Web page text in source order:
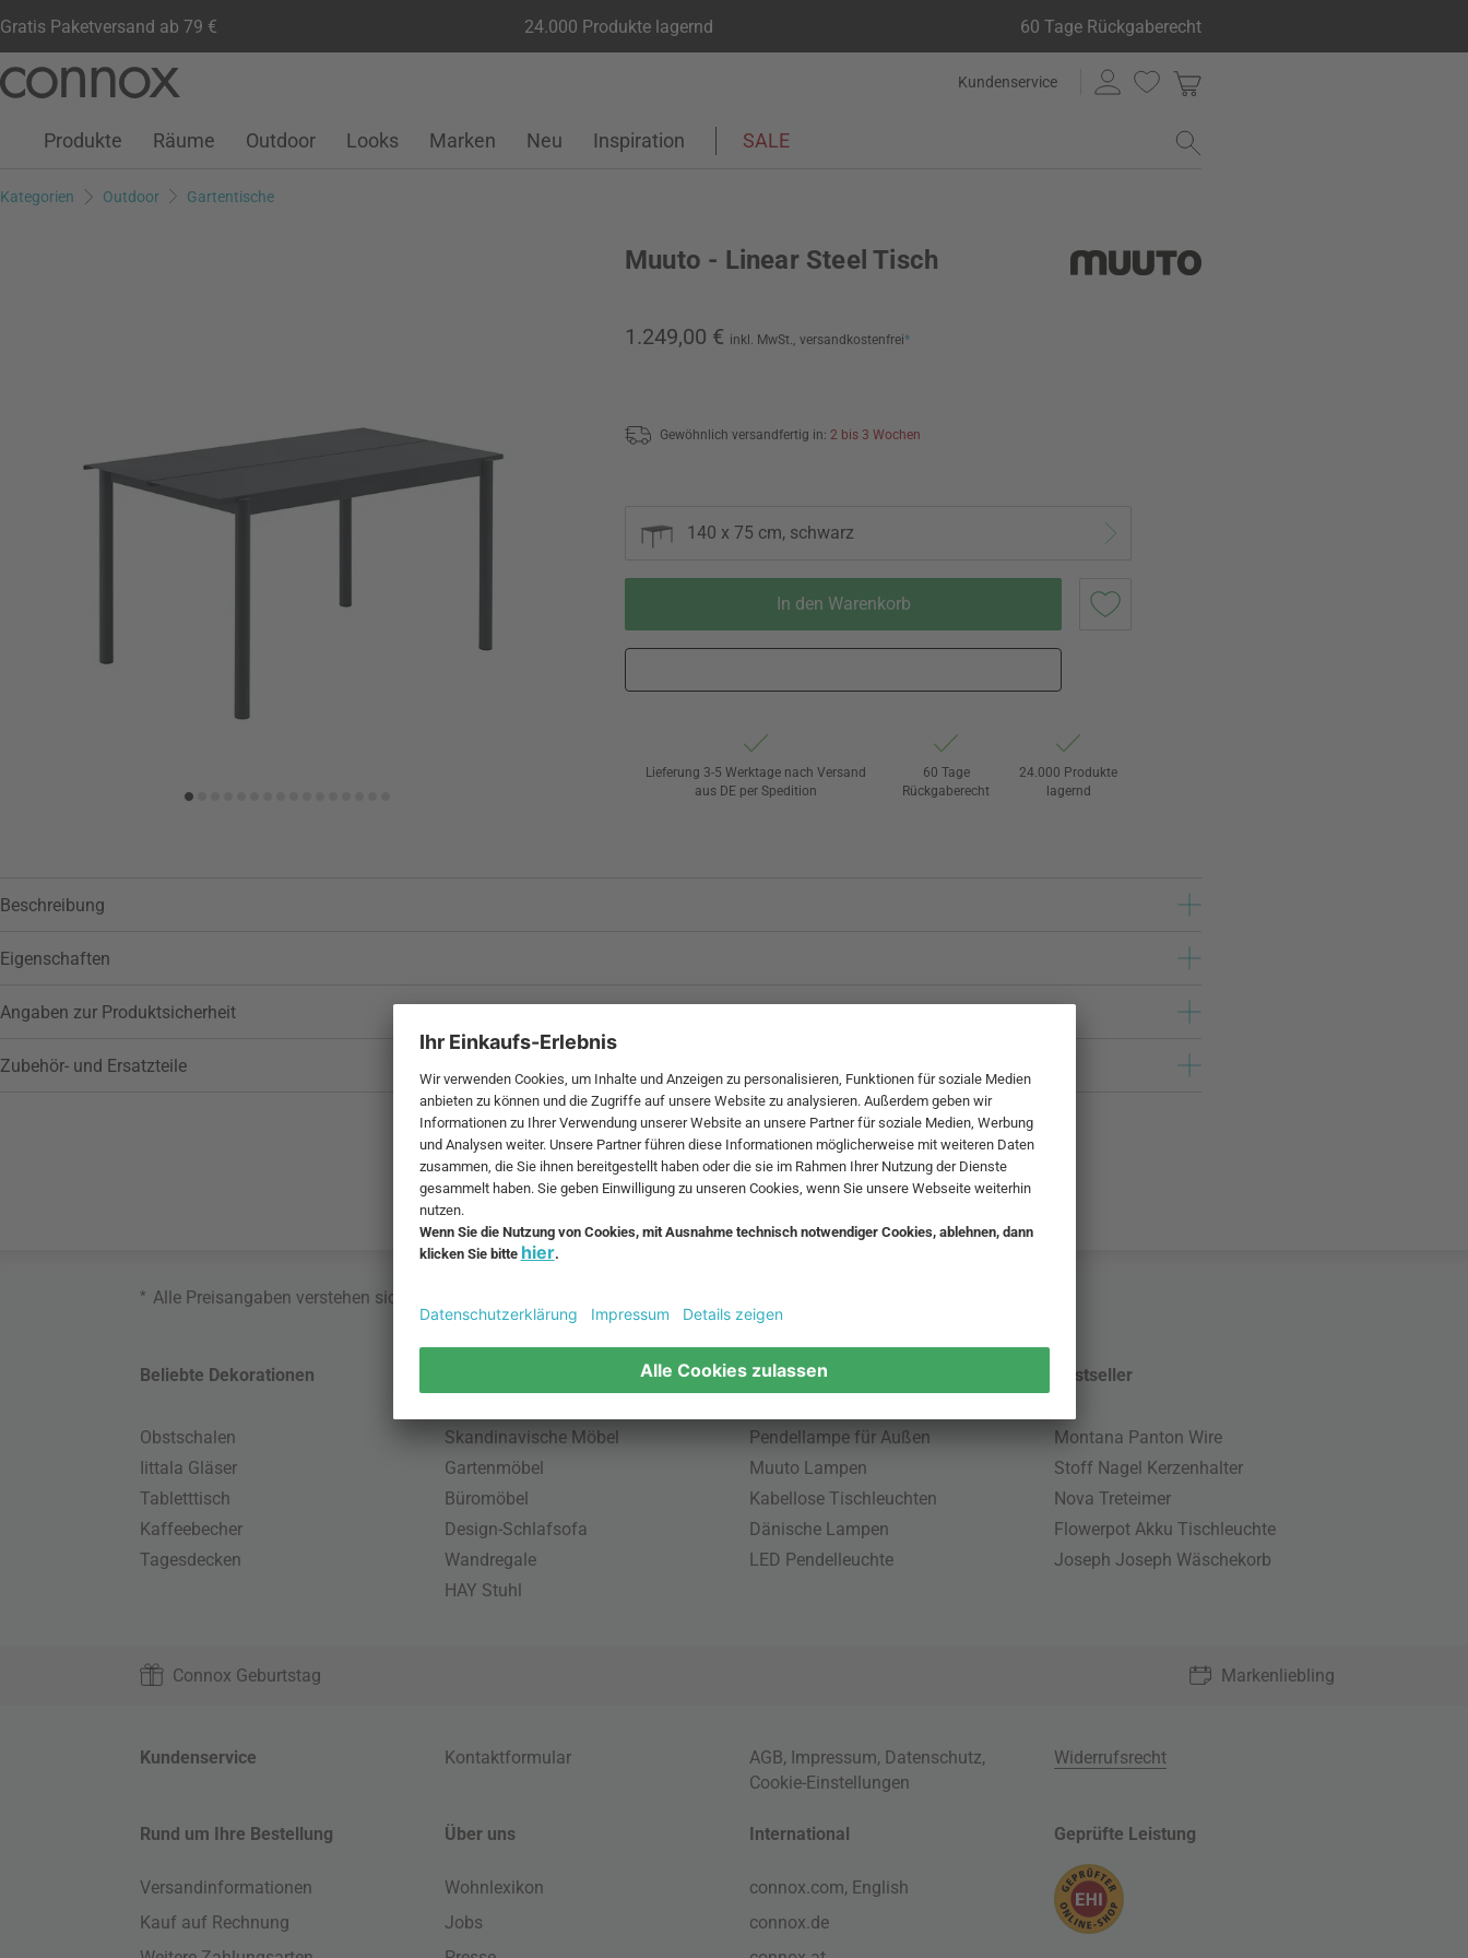
Gratis Paketversand ab 79 € 24.000 Produkte lagernd 60 Tage Rückgaberecht
Seiteninhalt
Suchfeld
Kundenservice
Kundenkonto
Wunschliste
Warenkorb
Produkte Räume Outdoor Looks Marken Neu Inspiration SALE
Kategorien Outdoor Gartentische
Muuto - Linear Steel Tisch
1.249,00 € inkl. MwSt., versandkostenfrei*
Gewöhnlich versandfertig in: 2 bis 3 Wochen
140 x 75 cm, schwarz
In den Warenkorb
Lieferung 3-5 Werktage nach Versand
aus DE per Spedition
60 Tage
Rückgaberecht
24.000 Produkte
lagernd
Beschreibung
Eigenschaften
Angaben zur Produktsicherheit
Zubehör- und Ersatzteile
* Alle Preisangaben verstehen sich inklusive MwSt. und zzgl.
Beliebte Dekorationen
Obstschalen
Iittala Gläser
Tabletttisch
Kaffeebecher
Tagesdecken
Skandinavische Möbel
Gartenmöbel
Büromöbel
Design-Schlafsofa
Wandregale
HAY Stuhl
Beliebte Leuchten
Pendellampe für Außen
Muuto Lampen
Kabellose Tischleuchten
Dänische Lampen
LED Pendelleuchte
Bestseller
Montana Panton Wire
Stoff Nagel Kerzenhalter
Nova Treteimer
Flowerpot Akku Tischleuchte
Joseph Joseph Wäschekorb
Connox Geburtstag Markenliebling
Kundenservice Kontaktformular AGB, Impressum, Datenschutz,
Cookie-Einstellungen
Widerrufsrecht
Rund um Ihre Bestellung
Versandinformationen
Kauf auf Rechnung
Über uns
Wohnlexikon
Jobs
International
connox.com, English
connox.de
Geprüfte Leistung